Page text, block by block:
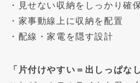
・見せない収納をしっかり確
・家事動線上に収納を配置
・配線・家電を隠す設計
「片付けやすい＝出しっぱな